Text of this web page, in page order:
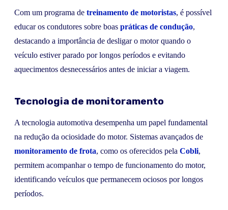
Com um programa de treinamento de motoristas, é possível
educar os condutores sobre boas práticas de condução,
destacando a importância de desligar o motor quando o
veículo estiver parado por longos períodos e evitando
aquecimentos desnecessários antes de iniciar a viagem.
Tecnologia de monitoramento
A tecnologia automotiva desempenha um papel fundamental
na redução da ociosidade do motor. Sistemas avançados de
monitoramento de frota, como os oferecidos pela Cobli,
permitem acompanhar o tempo de funcionamento do motor,
identificando veículos que permanecem ociosos por longos
períodos.